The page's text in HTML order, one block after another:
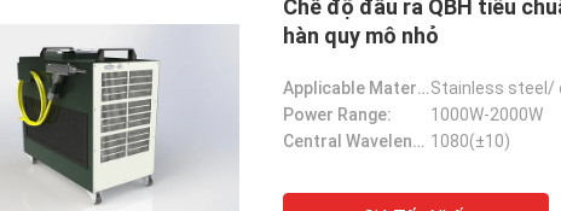
Chế độ đầu ra QBH tiêu
hàn quy mô nhỏ
Applicable Materials:
Power Range:
1000W-2000W
Central Wavelength(nm): 1080(±10)